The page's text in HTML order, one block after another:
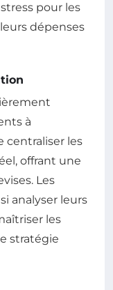
pour les
dépenses
à
centraliser les
offrant une
Les
analyser leurs
les
stratégie